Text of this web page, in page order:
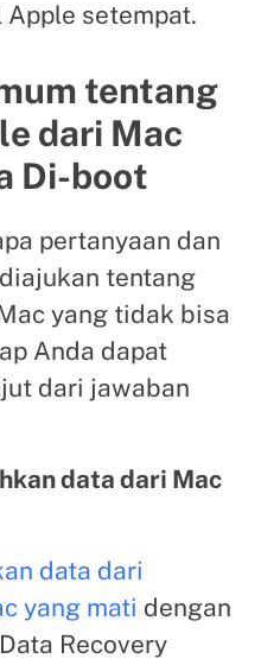
Apple setempat.
tentang
dari Mac
Di-boot
pertanyaan dan
tentang
yang tidak bisa
Anda dapat
dari jawaban
data dari Mac
data dari
yang mati dengan
Recovery